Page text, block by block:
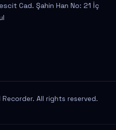
Cad. Şahin Han No: 21 İç
All rights reserved.